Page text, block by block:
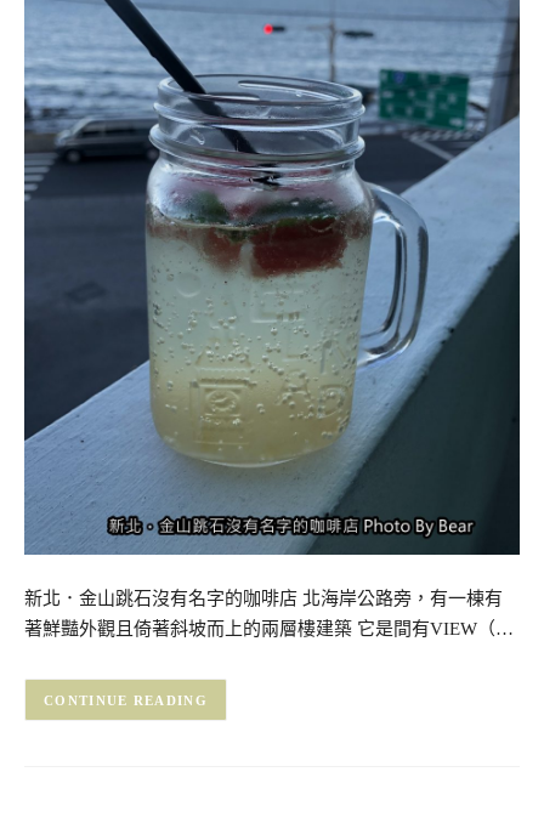
新北．金山跳石沒有名字的咖啡店 北海岸公路旁，有一棟有
著鮮豔外觀且倚著斜坡而上的兩層樓建築 它是間有VIEW（…
CONTINUE READING